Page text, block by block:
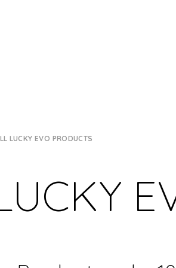
LUCKY EVO PRODUCTS